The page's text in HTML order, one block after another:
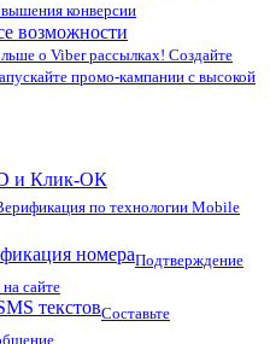
конверсии
возможности
о Viber рассылках! Создайте
промо-кампании с высокой
и Клик-ОК
по технологии Mobile
номераПодтверждение
сайте
текстовСоставьте